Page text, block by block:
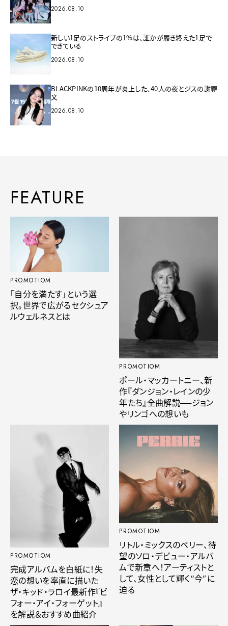
2026.08.10
新しい1足のストライプの1%は、誰かが履き終えた1足で
できている
2026.08.10
BLACKPINKの10周年が炎上した、40人の夜とジスの謝罪
文
2026.08.10
FEATURE
PROMOTIOM
「自分を満たす」という選
択。世界で広がるセクシュア
ルウェルネスとは
PROMOTIOM
ポール・マッカートニー、新
作『ダンジョン・レインの少
年たち』全曲解説──ジョン
やリンゴへの想いも
PROMOTIOM
完成アルバムを白紙に！失
恋の想いを率直に描いた
ザ・キッド・ラロイ最新作『ビ
フォー・アイ・フォーゲット』
を解説＆おすすめ曲紹介
PROMOTIOM
リトル・ミックスのペリー、待
望のソロ・デビュー・アルバ
ムで新章へ！アーティストと
して、女性として輝く“今”に
迫る